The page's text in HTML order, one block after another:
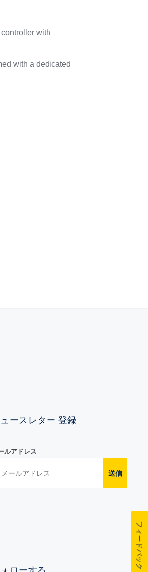
with
with a dedicated
ースレター 登録
ルアドレス
送信
フィードバック